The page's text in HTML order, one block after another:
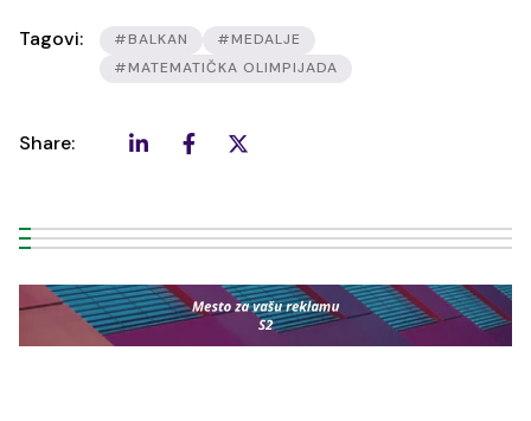
Tagovi: #BALKAN
#MEDALJE
#MATEMATIČKA OLIMPIJADA
Share: